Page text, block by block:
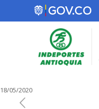
18/05/2020